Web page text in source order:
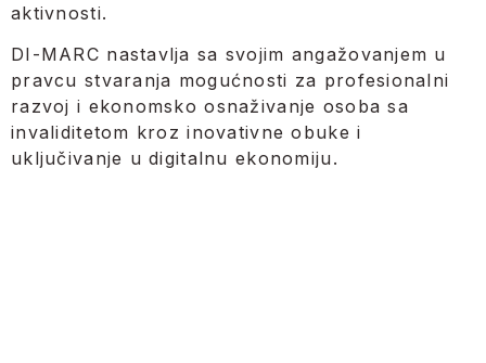
aktivnosti.
DI-MARC nastavlja sa svojim angažovanjem u
pravcu stvaranja mogućnosti za profesionalni
razvoj i ekonomsko osnaživanje osoba sa
invaliditetom kroz inovativne obuke i
uključivanje u digitalnu ekonomiju.